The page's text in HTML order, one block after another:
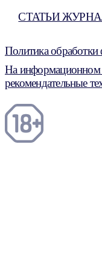
СТАТЬИ
Политика обработки
На информационном
рекомендательные